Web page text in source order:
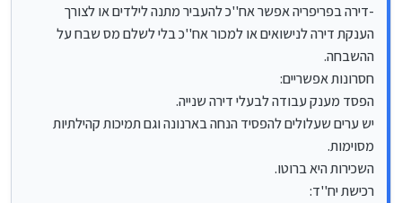
לרכישת דירה נפרדת נוספת.
מחירי השכירות עם פוטנציאל עלייה בשל המחסור בציבור
הדירה לא ניתנת למכירה בקלות (טאבו משותף גורם לנזק
עצום לערך הדירה הראשונית)
כל הדירה ביחד גם יותר קשה למכור כי מדובר על נכסים יותר
לתחשיב הראשוני להפוך להפסדי או למעיק על ההחזר
-דירה בפריפריה אפשר אח''כ להעביר מתנה לילדים או לצורך
הענקת דירה לנישואים או למכור אח''כ בלי לשלם מס שבח על
ההשבחה.
חסרונות אפשריים:
הפסד מענק עבודה לבעלי דירה שנייה.
יש ערים שעלולים להפסיד הנחה בארנונה וגם תמיכות קהילתיות
מסוימות.
השכירות היא ברוטו.
רכישת יח''ד: